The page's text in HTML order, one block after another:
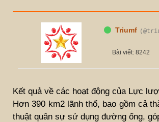
Triumf
Bài viết: 8242
Kết quả về các hoạt động của Lực
Hơn 390 km2 lãnh thổ, bao gồm cả
thuật quân sự sử dụng đường ống,